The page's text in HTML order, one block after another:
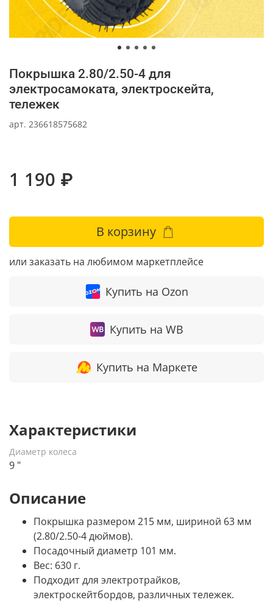
арт. 236618575682
Покрышка 2.80/2.50-4 для
электросамоката, электроскейта,
тележек
1 190 ₽
В корзину
или заказать на любимом маркетплейсе
Купить на Ozon
Купить на WB
Купить на Маркете
Характеристики
Диаметр колеса
9 "
Описание
Покрышка размером 215 мм, шириной 63 мм
(2.80/2.50-4 дюймов).
Посадочный диаметр 101 мм.
Вес: 630 г.
Подходит для электротрайков,
электроскейтбордов, различных тележек.